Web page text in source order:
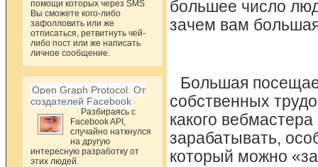
помощи которых через SMS
Вы сможете кого-либо
зафолловить или же
отписаться, ретвитнуть чей-
либо пост или же написать
личное сообщение.
Open Graph Protocol. От
создателей Facebook
Разбираясь с
Facebook API,
случайно наткнулся
на другую
интересную разработку от
этих людей.
большее число
зачем вам
Большая
собственных
какого
зарабатывать,
который можно